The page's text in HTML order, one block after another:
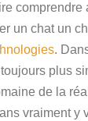
un chat un
.
plus
de la
vraiment y